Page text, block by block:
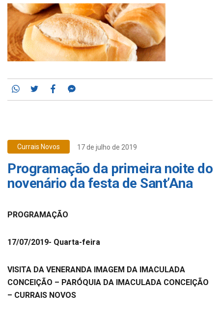
Whatsapp
TwitterFacebook
Currais Novos 17 de julho de 2019
Programação da primeira noite do
novenário da festa de Sant’Ana
PROGRAMAÇÃO
17/07/2019- Quarta-feira
VISITA DA VENERANDA IMAGEM DA IMACULADA
CONCEIÇÃO – PARÓQUIA DA IMACULADA CONCEIÇÃO
– CURRAIS NOVOS